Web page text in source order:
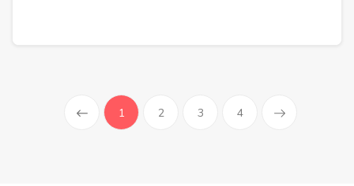
1(current)
2 3 4